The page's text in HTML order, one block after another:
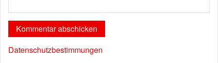
Datenschutzbestimmungen